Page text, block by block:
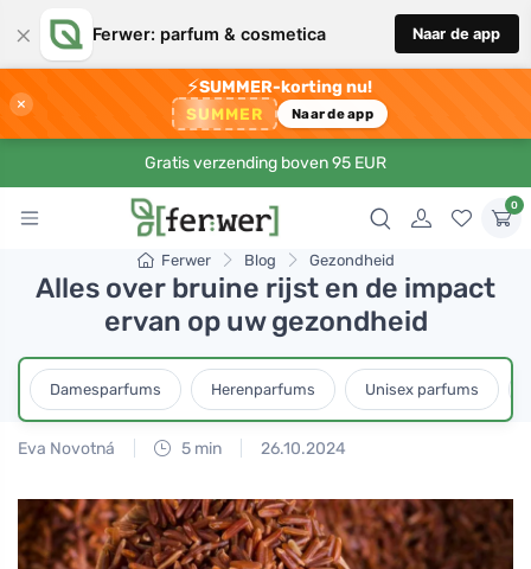
× Ferwer: parfum & cosmetica Naar de app
×
⚡SUMMER-korting nu!
SUMMER Naar de app
Gratis verzending boven 95 EUR
0
Ferwer Blog Gezondheid
Alles over bruine rijst en de impact
ervan op uw gezondheid
Damesparfums Herenparfums Unisex parfums
Eva Novotná 5 min 26.10.2024